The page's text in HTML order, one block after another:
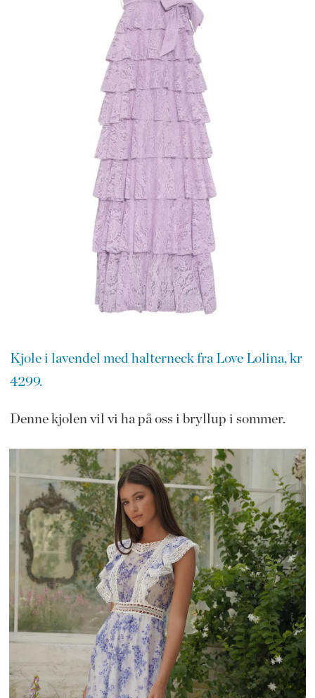
Kjole i lavendel med halterneck fra Love Lolina, kr
4299.
Denne kjolen vil vi ha på oss i bryllup i sommer.